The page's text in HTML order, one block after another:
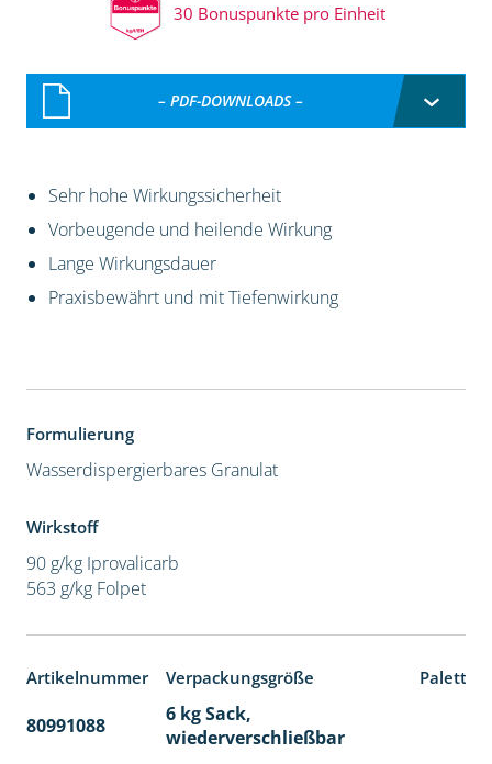
30 Bonuspunkte pro Einheit
– PDF-DOWNLOADS –
Sehr hohe Wirkungssicherheit
Vorbeugende und heilende Wirkung
Lange Wirkungsdauer
Praxisbewährt und mit Tiefenwirkung
Formulierung
Wasserdispergierbares Granulat
Wirkstoff
90 g/kg Iprovalicarb
563 g/kg Folpet
Artikelnummer Verpackungsgröße
80991088
6 kg Sack,
wiederverschließbar